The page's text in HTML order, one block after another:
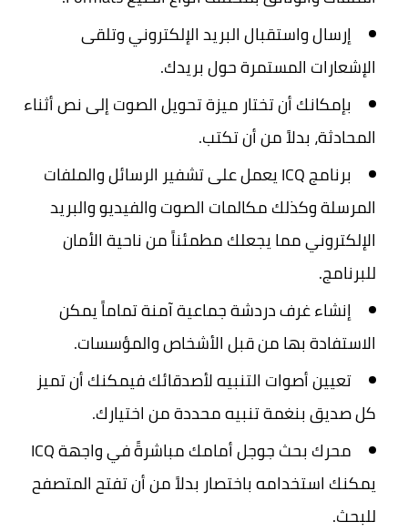
إرسال واستقبال البريد الإلكتروني وتلقى
الإشعارات المستمرة حول بريدك.
بإمكانك أن تختار ميزة تحويل الصوت إلى نص أثناء
المحادثة، بدلاً من أن تكتب.
برنامج ICQ يعمل على تشفير الرسائل والملفات
المرسلة وكذلك مكالمات الصوت والفيديو والبريد
الإلكتروني مما يجعلك مطمئناً من ناحية الأمان
للبرنامج.
إنشاء غرف دردشة جماعية آمنة تماماً يمكن
الاستفادة بها من قبل الأشخاص والمؤسسات.
تعيين أصوات التنبيه لأصدقائك فيمكنك أن تميز
كل صديق بنغمة تنبيه محددة من اختيارك.
محرك بحث جوجل أمامك مباشرةً في واجهة ICQ
يمكنك استخدامه باختصار بدلاً من أن تفتح المتصفح
للبحث.